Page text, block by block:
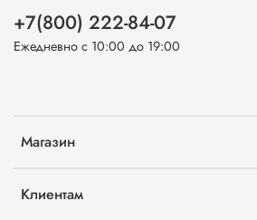
Магазин
Клиентам
+7(800) 222-84-07
Ежедневно с 10:00 до 19:00